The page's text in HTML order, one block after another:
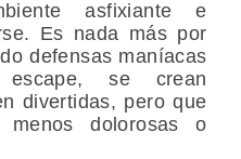
asfixiante e
Es nada más por
defensas maníacas
se crean
divertidas, pero que
dolorosas o